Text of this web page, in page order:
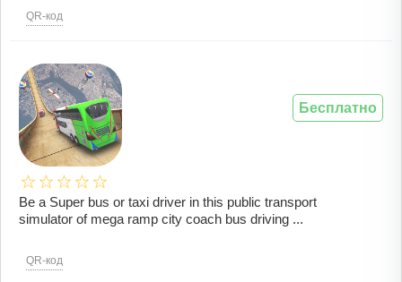
QR-код
Be a Super bus or taxi driver in this public transport
simulator of mega ramp city coach bus driving ...
QR-код
Бесплатно